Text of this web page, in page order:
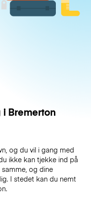
Bremerton
og du vil i gang med
ikke kan tjekke ind på
og dine
I stedet kan du nemt